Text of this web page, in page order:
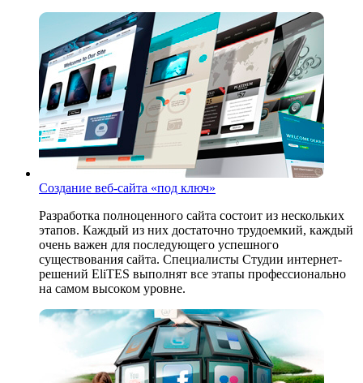
Создание веб-сайта «под ключ»
Разработка полноценного сайта состоит из нескольких
этапов. Каждый из них достаточно трудоемкий, каждый
очень важен для последующего успешного
существования сайта. Специалисты Студии интернет-
решений EliTES выполнят все этапы профессионально
на самом высоком уровне.